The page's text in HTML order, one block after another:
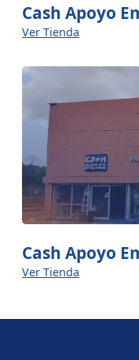
Cash Apoyo
Ver Tienda
Cash Apoyo
Ver Tienda